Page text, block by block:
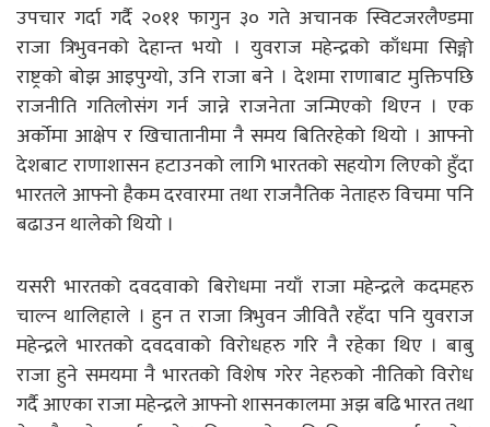
उपचार गर्दा गर्दै २०११ फागुन ३० गते अचानक स्विटजरलैण्डमा
राजा त्रिभुवनको देहान्त भयो । युवराज महेन्द्रको काँधमा सिङ्गो
राष्ट्रको बोझ आइपुग्यो, उनि राजा बने । देशमा राणाबाट मुक्तिपछि
राजनीति गतिलोसंग गर्न जान्ने राजनेता जन्मिएको थिएन । एक
अर्कोमा आक्षेप र खिचातानीमा नै समय बितिरहेको थियो । आफ्नो
देशबाट राणाशासन हटाउनको लागि भारतको सहयोग लिएको हुँदा
भारतले आफ्नो हैकम दरवारमा तथा राजनैतिक नेताहरु विचमा पनि
बढाउन थालेको थियो ।
यसरी भारतको दवदवाको बिरोधमा नयाँ राजा महेन्द्रले कदमहरु
चाल्न थालिहाले । हुन त राजा त्रिभुवन जीवितै रहँदा पनि युवराज
महेन्द्रले भारतको दवदवाको विरोधहरु गरि नै रहेका थिए । बाबु
राजा हुने समयमा नै भारतको विशेष गरेर नेहरुको नीतिको विरोध
गर्दै आएका राजा महेन्द्रले आफ्नो शासनकालमा अझ बढि भारत तथा